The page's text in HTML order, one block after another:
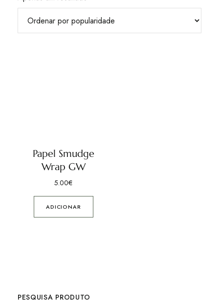
Papel Smudge
Wrap GW
5.00€
ADICIONAR
PESQUISA PRODUTO